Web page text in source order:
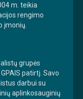
m. teikia
rengimo
įmonių.
grupės
patirtį. Savo
darbui su
aplinkosauginių